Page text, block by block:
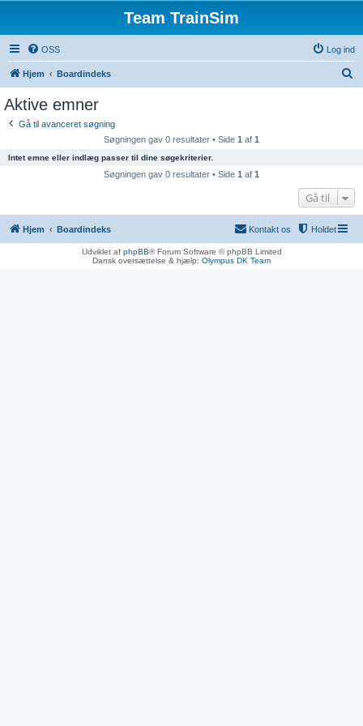
Team TrainSim
OSS Log ind
Hjem Boardindeks
Aktive emner
Gå til avanceret søgning
Søgningen gav 0 resultater • Side 1 af 1
Intet emne eller indlæg passer til dine søgekriterier.
Søgningen gav 0 resultater • Side 1 af 1
Gå til
Hjem Boardindeks Holdet
Kontakt os
Udviklet af phpBB® Forum Software © phpBB Limited
Dansk oversættelse & hjælp: Olympus DK Team